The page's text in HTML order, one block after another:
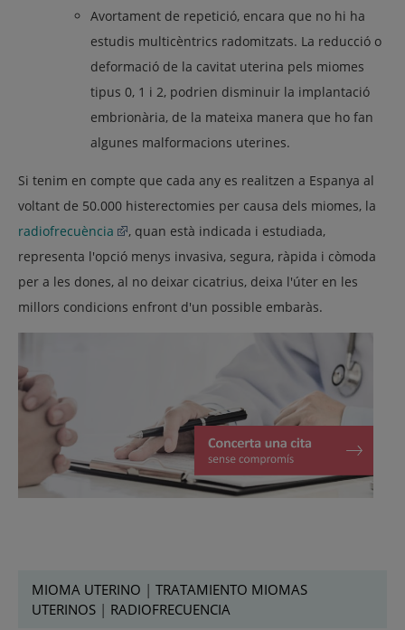
Avortament de repetició, encara que no hi ha
estudis multicèntrics radomitzats. La reducció o
deformació de la cavitat uterina pels miomes
tipus 0, 1 i 2, podrien disminuir la implantació
embrionària, de la mateixa manera que ho fan
algunes malformacions uterines.
Si tenim en compte que cada any es realitzen a Espanya al
voltant de 50.000 histerectomies per causa dels miomes, la
radiofrecuència
, quan està indicada i estudiada,
representa l'opció menys invasiva, segura, ràpida i còmoda
per a les dones, al no deixar cicatrius, deixa l'úter en les
millors condicions enfront d'un possible embaràs.
MIOMA UTERINO | TRATAMIENTO MIOMAS
UTERINOS | RADIOFRECUENCIA